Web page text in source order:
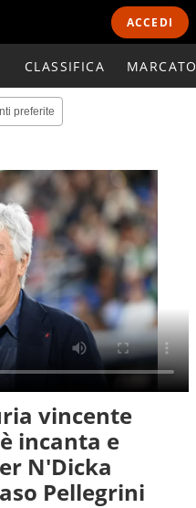
ACCEDI
CLASSIFICA
preferite
vincente
incanta e
N'Dicka
Pellegrini